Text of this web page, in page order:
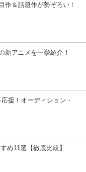
作＆話題作が勢ぞろい！
新アニメを一挙紹介！
援！オーディション・
め11選【徹底比較】